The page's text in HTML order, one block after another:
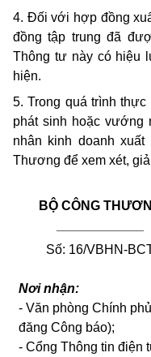
4. Đối với hợp đồng
đồng tập trung đã
Thông tư này có hiệu
hiện.
5. Trong quá trình
phát sinh hoặc vướng
nhân kinh doanh
Thương để xem xét,
BỘ CÔNG
Số: 16/VBHN-
Nơi nhận:
- Văn phòng Chính
đăng Công báo);
- Cổng Thông tin điện